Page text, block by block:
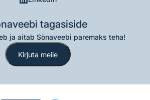
tagasiside
ja aitab Sõnaveebi paremaks teha!
Kirjuta meile